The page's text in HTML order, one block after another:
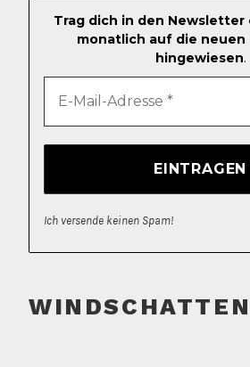
Trag dich in den Newsletter
monatlich auf die neuen
hingewiesen.
Ich versende keinen Spam!
WINDSCHATTEN